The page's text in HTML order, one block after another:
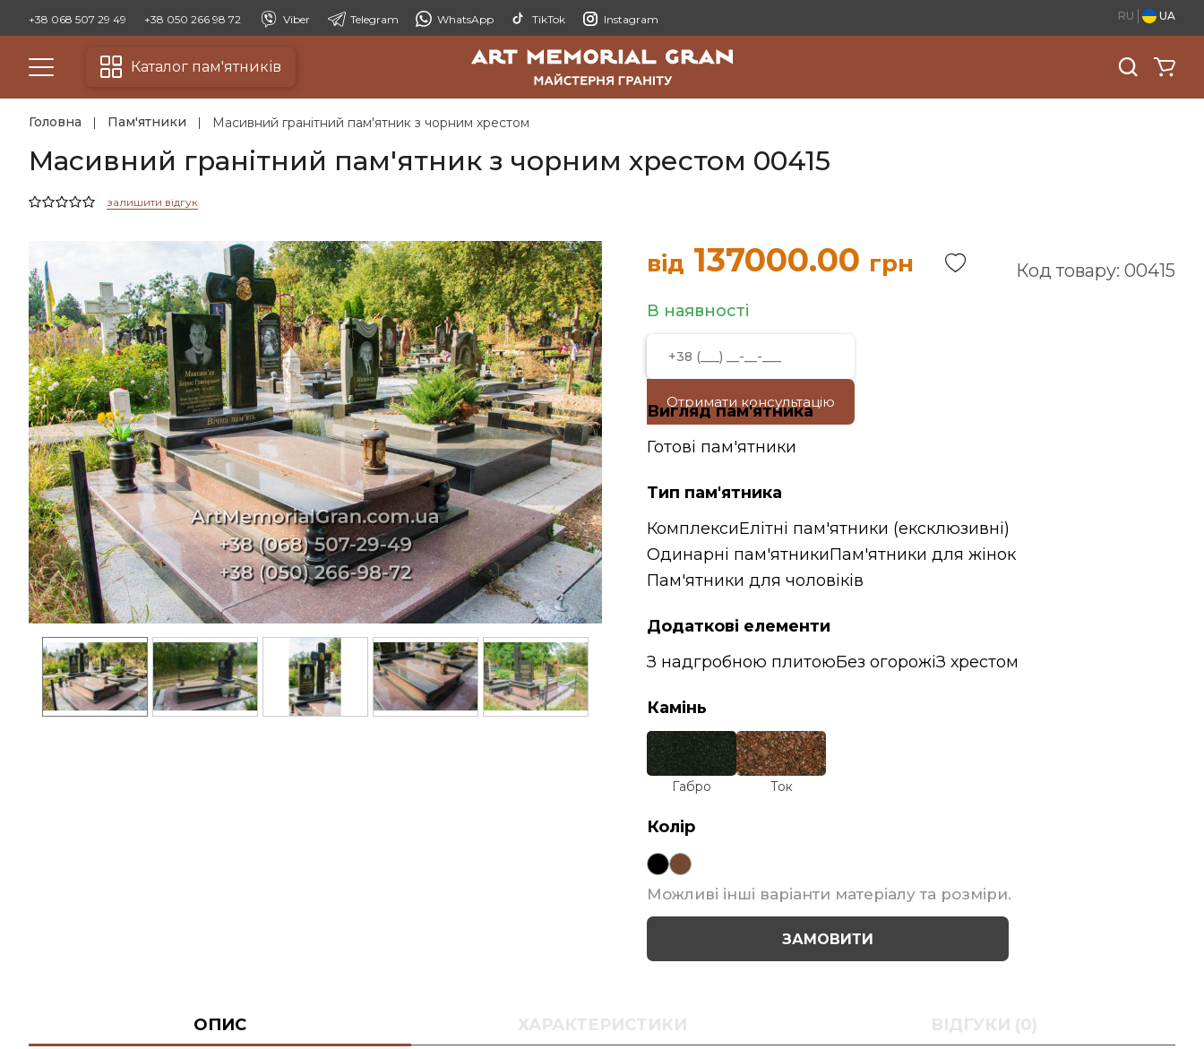
+38 068 507 29 49 +38 050 266 98 72 Viber Telegram WhatsApp TikTok Instagram RU UA
Каталог пам'ятників
Головна Пам'ятники Масивний гранітний пам'ятник з чорним хрестом
Масивний гранітний пам'ятник з чорним хрестом 00415
залишити відгук
від 137000.00 грн Код товару: 00415
В наявності
Отримати консультацію
Вигляд пам'ятника
Готові пам'ятники
Тип пам'ятника
КомплексиЕлітні пам'ятники (ексклюзивні)
Одинарні пам'ятникиПам'ятники для жінок
Пам'ятники для чоловіків
Додаткові елементи
З надгробною плитоюБез огорожіЗ хрестом
Камінь
Габро Ток
Колір
Можливі інші варіанти матеріалу та розміри.
ЗАМОВИТИ
ОПИС ХАРАКТЕРИСТИКИ ВІДГУКИ (0)